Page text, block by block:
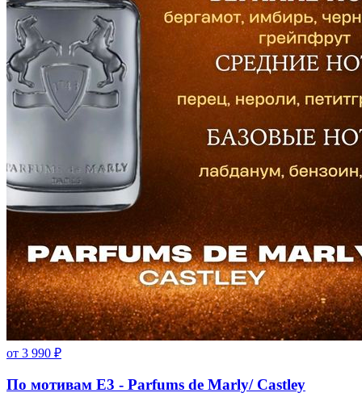
от 3 990 ₽
По мотивам E3 - Parfums de Marly/ Castley